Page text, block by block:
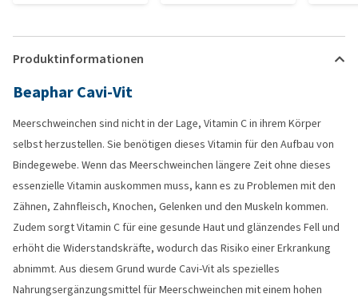
Produktinformationen
Beaphar Cavi-Vit
Meerschweinchen sind nicht in der Lage, Vitamin C in ihrem Körper
selbst herzustellen. Sie benötigen dieses Vitamin für den Aufbau von
Bindegewebe. Wenn das Meerschweinchen längere Zeit ohne dieses
essenzielle Vitamin auskommen muss, kann es zu Problemen mit den
Zähnen, Zahnfleisch, Knochen, Gelenken und den Muskeln kommen.
Zudem sorgt Vitamin C für eine gesunde Haut und glänzendes Fell und
erhöht die Widerstandskräfte, wodurch das Risiko einer Erkrankung
abnimmt. Aus diesem Grund wurde Cavi-Vit als spezielles
Nahrungsergänzungsmittel für Meerschweinchen mit einem hohen